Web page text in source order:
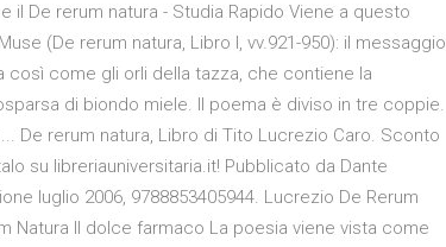
il De rerum natura - Studia Rapido Viene a questo
(De rerum natura, Libro I, vv.921-950): il messaggio
come gli orli della tazza, che contiene la
di biondo miele. Il poema è diviso in tre coppie.
De rerum natura, Libro di Tito Lucrezio Caro. Sconto
su libreriauniversitaria.it! Pubblicato da Dante
luglio 2006, 9788853405944. Lucrezio De Rerum
Natura Il dolce farmaco La poesia viene vista come